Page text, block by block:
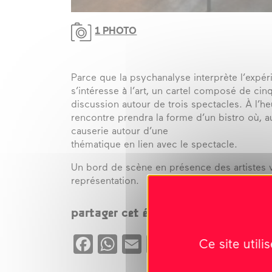
1 PHOTO
Parce que la psychanalyse interprète
s’intéresse à l’art, un cartel composé de
discussion autour de trois spectacles. À
rencontre prendra la forme d’un bistro où,
causerie autour d’une
thématique en lien avec le spectacle.
Un bord de scène en présence des artistes
représentation.
partager cet évènement
Facebook
WhatsApp
Copy
X
Ce site